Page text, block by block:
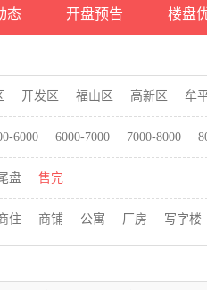
态 开盘预告 楼盘
开发区 福山区 高新区 牟
6000 6000-7000 7000-8000
盘 售完
住 商铺 公寓 厂房 写字楼